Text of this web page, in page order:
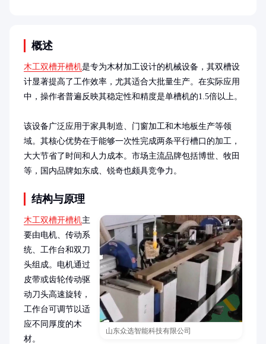
概述
木工双槽开槽机是专为木材加工设计的机械设备，其双槽设
计显著提高了工作效率，尤其适合大批量生产。在实际应用
中，操作者普遍反映其稳定性和精度是单槽机的1.5倍以上。
该设备广泛应用于家具制造、门窗加工和木地板生产等领
域。其核心优势在于能够一次性完成两条平行槽口的加工，
大大节省了时间和人力成本。市场主流品牌包括博世、牧田
等，国内品牌如东成、锐奇也颇具竞争力。
结构与原理
山东众选智能科技有限公司
木工双槽开槽机主
要由电机、传动系
统、工作台和双刀
头组成。电机通过
皮带或齿轮传动驱
动刀头高速旋转，
工作台可调节以适
应不同厚度的木
材。